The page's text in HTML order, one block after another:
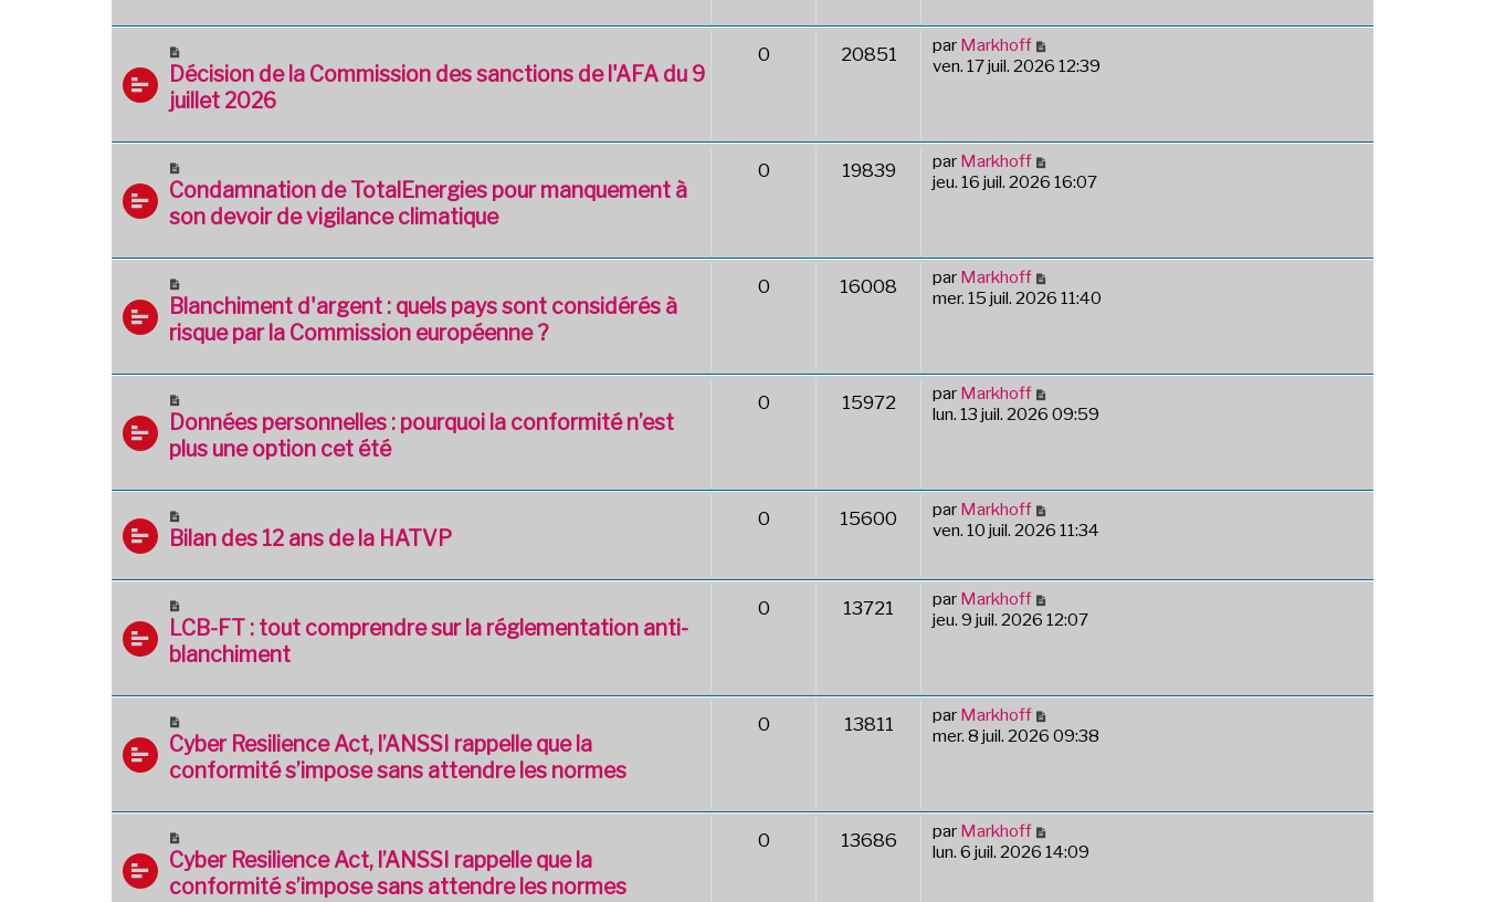
Décision de la Commission des sanctions de l'AFA du 9
juillet 2026
0 20851 par Markhoff
ven. 17 juil. 2026 12:39
Condamnation de TotalEnergies pour manquement à
son devoir de vigilance climatique
0 19839 par Markhoff
jeu. 16 juil. 2026 16:07
Blanchiment d'argent : quels pays sont considérés à
risque par la Commission européenne ?
0 16008 par Markhoff
mer. 15 juil. 2026 11:40
Données personnelles : pourquoi la conformité n’est
plus une option cet été
0 15972 par Markhoff
lun. 13 juil. 2026 09:59
Bilan des 12 ans de la HATVP
0 15600 par Markhoff
ven. 10 juil. 2026 11:34
LCB-FT : tout comprendre sur la réglementation anti-
blanchiment
0 13721 par Markhoff
jeu. 9 juil. 2026 12:07
Cyber Resilience Act, l’ANSSI rappelle que la
conformité s’impose sans attendre les normes
0 13811 par Markhoff
mer. 8 juil. 2026 09:38
Cyber Resilience Act, l’ANSSI rappelle que la
conformité s’impose sans attendre les normes
0 13686 par Markhoff
lun. 6 juil. 2026 14:09